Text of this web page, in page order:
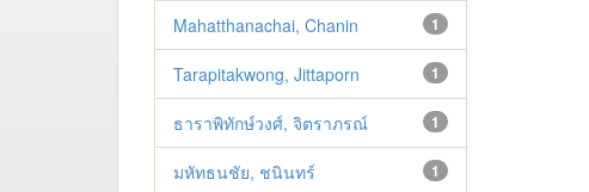
1
Mahatthanachai, Chanin
1
Tarapitakwong, Jittaporn
1
ธาราพิทักษ์วงศ์, จิตราภรณ์
1
มหัทธนชัย, ชนินทร์